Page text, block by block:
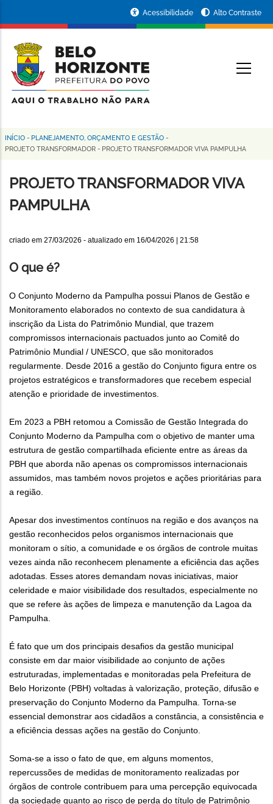
conteúdo
principal
da
Prefeitura
de
Horizonte
Acessibilidade Alto Contraste
Trilha
navegação
INÍCIO - PLANEJAMENTO, ORÇAMENTO E GESTÃO -
PROJETO TRANSFORMADOR - PROJETO TRANSFORMADOR VIVA PAMPULHA
PROJETO TRANSFORMADOR VIVA
PAMPULHA
criado em 27/03/2026 - atualizado em 16/04/2026 | 21:58
O que é?
O Conjunto Moderno da Pampulha possui Planos de Gestão e
Monitoramento elaborados no contexto de sua candidatura à
inscrição da Lista do Patrimônio Mundial, que trazem
compromissos internacionais pactuados junto ao Comitê do
Patrimônio Mundial / UNESCO, que são monitorados
regularmente. Desde 2016 a gestão do Conjunto figura entre os
projetos estratégicos e transformadores que recebem especial
atenção e prioridade de investimentos.
Em 2023 a PBH retomou a Comissão de Gestão Integrada do
Conjunto Moderno da Pampulha com o objetivo de manter uma
estrutura de gestão compartilhada eficiente entre as áreas da
PBH que aborda não apenas os compromissos internacionais
assumidos, mas também novos projetos e ações prioritárias para
a região.
Apesar dos investimentos contínuos na região e dos avanços na
gestão reconhecidos pelos organismos internacionais que
monitoram o sítio, a comunidade e os órgãos de controle muitas
vezes ainda não reconhecem plenamente a eficiência das ações
adotadas. Esses atores demandam novas iniciativas, maior
celeridade e maior visibilidade dos resultados, especialmente no
que se refere às ações de limpeza e manutenção da Lagoa da
Pampulha.
É fato que um dos principais desafios da gestão municipal
consiste em dar maior visibilidade ao conjunto de ações
estruturadas, implementadas e monitoradas pela Prefeitura de
Belo Horizonte (PBH) voltadas à valorização, proteção, difusão e
preservação do Conjunto Moderno da Pampulha. Torna-se
essencial demonstrar aos cidadãos a constância, a consistência e
a eficiência dessas ações na gestão do Conjunto.
Soma-se a isso o fato de que, em alguns momentos,
repercussões de medidas de monitoramento realizadas por
órgãos de controle contribuem para uma percepção equivocada
da sociedade quanto ao risco de perda do título de Patrimônio